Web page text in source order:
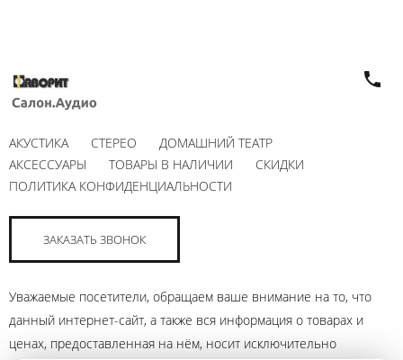
АКУСТИКА СТЕРЕО
ДОМАШНИЙ ТЕАТР
АКСЕССУАРЫ
ТОВАРЫ В НАЛИЧИИ
СКИДКИ
ПОЛИТИКА КОНФИДЕНЦИАЛЬНОСТИ
ЗАКАЗАТЬ ЗВОНОК
Уважаемые посетители, обращаем ваше внимание на то, что
данный интернет-сайт, а также вся информация о товарах и
ценах, предоставленная на нём, носит исключительно